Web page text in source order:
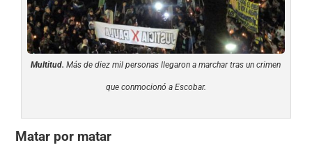
Multitud. Más de diez mil personas llegaron a marchar tras un crimen
que conmocionó a Escobar.
Matar por matar